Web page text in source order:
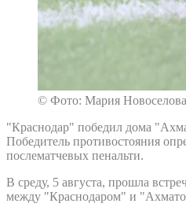
© Фото: Мария
"Краснодар" победил дома
Победитель противостояния
послематчевых пенальти.
В среду, 5 августа, прошла
между "Краснодаром" и